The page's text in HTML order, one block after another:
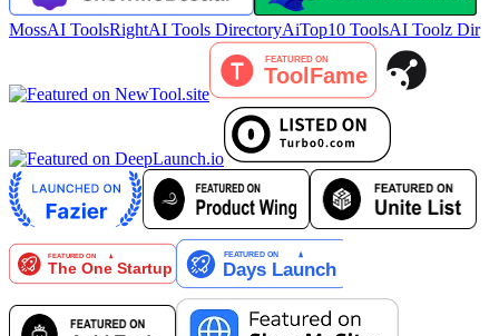
MossAI ToolsRightAI Tools DirectoryAiTop10 ToolsAI Toolz Dir